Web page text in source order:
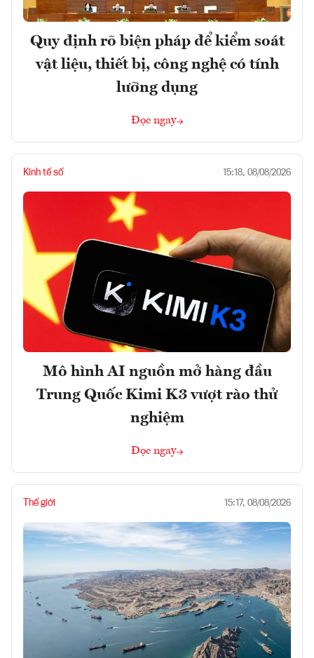
Quy định rõ biện pháp để kiểm soát
vật liệu, thiết bị, công nghệ có tính
lưỡng dụng
Đọc ngay
Kinh tế số 15:18, 08/08/2026
Mô hình AI nguồn mở hàng đầu
Trung Quốc Kimi K3 vượt rào thử
nghiệm
Đọc ngay
Thế giới 15:17, 08/08/2026